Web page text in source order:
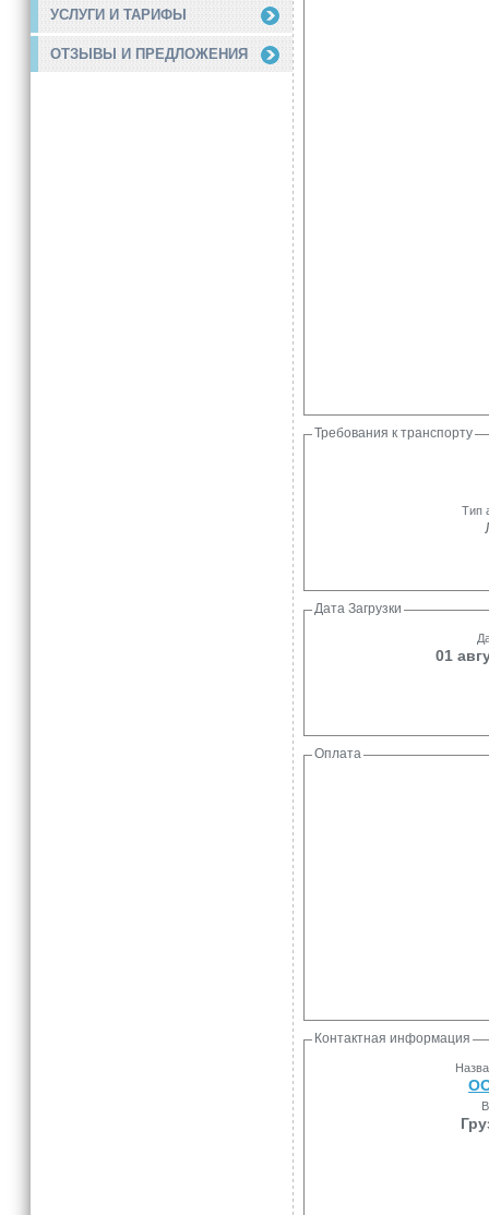
УСЛУГИ И ТАРИФЫ
ОТЗЫВЫ И ПРЕДЛОЖЕНИЯ
Требования к транспорту
Тип
Дата Загрузки
01
Оплата
Контактная информация